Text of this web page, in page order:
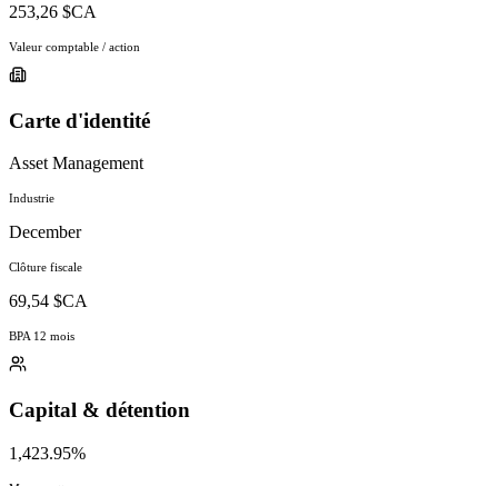
253,26 $CA
Valeur comptable / action
Carte d'identité
Asset Management
Industrie
December
Clôture fiscale
69,54 $CA
BPA 12 mois
Capital & détention
1,423.95%